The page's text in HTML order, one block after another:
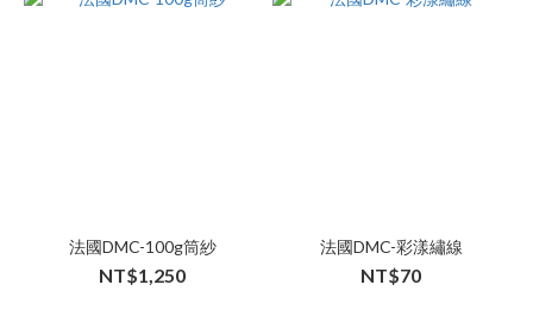
法國DMC-100g筒紗
NT$1,250
法國DMC-彩漾繡線
NT$70